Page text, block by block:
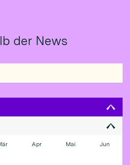
der News
Apr Mai Jun